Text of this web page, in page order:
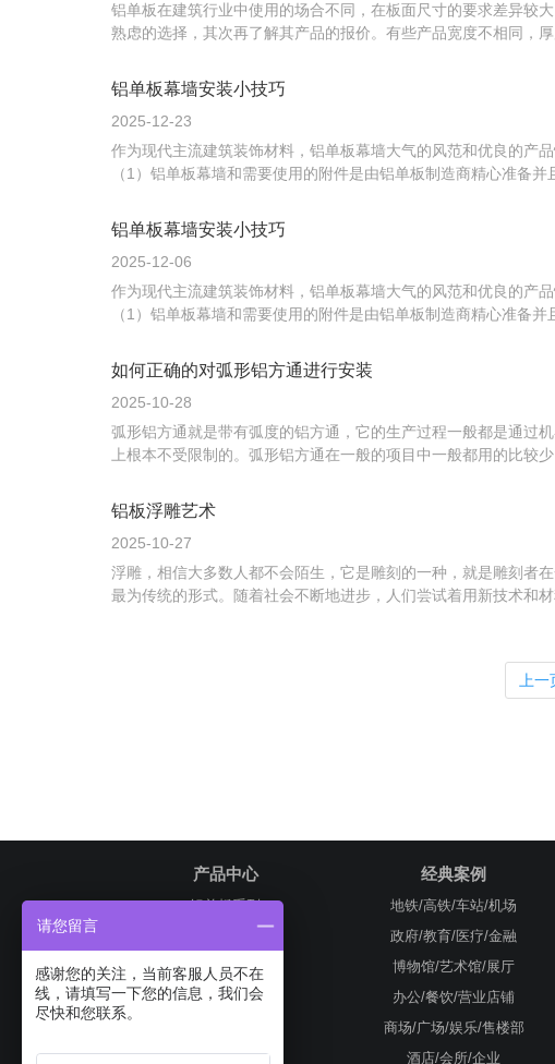
铝单板在建筑行业中使用的场合不同，在板面尺寸的要求差异较
熟虑的选择，其次再了解其产品的报价。有些产品宽度不相同，
铝单板幕墙安装小技巧
2025-12-23
作为现代主流建筑装饰材料，铝单板幕墙大气的风范和优良的
（1）铝单板幕墙和需要使用的附件是由铝单板制造商精心准备
铝单板幕墙安装小技巧
2025-12-06
作为现代主流建筑装饰材料，铝单板幕墙大气的风范和优良的
（1）铝单板幕墙和需要使用的附件是由铝单板制造商精心准备
如何正确的对弧形铝方通进行安装
2025-10-28
弧形铝方通就是带有弧度的铝方通，它的生产过程一般都是通过
上根本不受限制的。弧形铝方通在一般的项目中一般都用的比较
铝板浮雕艺术
2025-10-27
浮雕，相信大多数人都不会陌生，它是雕刻的一种，就是雕刻者
最为传统的形式。随着社会不断地进步，人们尝试着用新技术和
上一
产品中心
铝单板系列
铝方管系列
铝窗花系列
其他铝制品
经典案例
地铁/高铁/车站/机场
政府/教育/医疗/金融
博物馆/艺术馆/展厅
办公/餐饮/营业店铺
商场/广场/娱乐/售楼部
酒店/会所/企业
请您留言
感谢您的关注，当前客服人员不在
线，请填写一下您的信息，我们会
尽快和您联系。